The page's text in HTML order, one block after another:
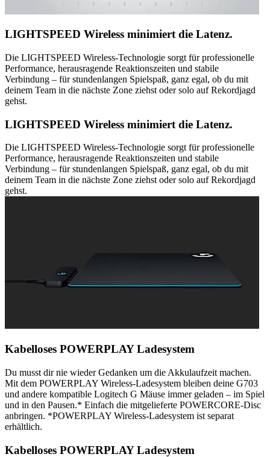
LIGHTSPEED Wireless minimiert die Latenz.
Die LIGHTSPEED Wireless-Technologie sorgt für professionelle
Performance, herausragende Reaktionszeiten und stabile
Verbindung – für stundenlangen Spielspaß, ganz egal, ob du mit
deinem Team in die nächste Zone ziehst oder solo auf Rekordjagd
gehst.
LIGHTSPEED Wireless minimiert die Latenz.
Die LIGHTSPEED Wireless-Technologie sorgt für professionelle
Performance, herausragende Reaktionszeiten und stabile
Verbindung – für stundenlangen Spielspaß, ganz egal, ob du mit
deinem Team in die nächste Zone ziehst oder solo auf Rekordjagd
gehst.
Kabelloses POWERPLAY Ladesystem
Du musst dir nie wieder Gedanken um die Akkulaufzeit machen.
Mit dem POWERPLAY Wireless-Ladesystem bleiben deine G703
und andere kompatible Logitech G Mäuse immer geladen – im Spiel
und in den Pausen.* Einfach die mitgelieferte POWERCORE-Disc
anbringen. *POWERPLAY Wireless-Ladesystem ist separat
erhältlich.
Kabelloses POWERPLAY Ladesystem